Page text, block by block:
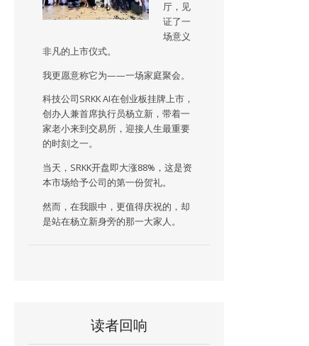
厅，见
证了一
场意义
非凡的上市仪式。
我更愿意称它为——一场家庭聚会。
科技公司SRKK AI在创业板挂牌上市，
创办人兼首席执行员杨立新，带着一
家老小来到交易所，迎接人生最重要
的时刻之一。
当天，SRKK开盘即大涨88%，这是资
本市场给予公司的第一份贺礼。
然而，在我眼中，更值得庆祝的，却
是站在杨立新身旁的那一大家人。
读者回响